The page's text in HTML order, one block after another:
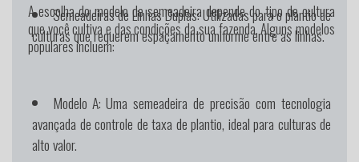
Semeadeiras de Linhas Duplas:Utilizadas para o plantio de
culturas que requerem espaçamento uniforme entre as linhas.
A escolha do modelo de semeadeira depende do tipo de cultura
que você cultiva e das condições da sua fazenda. Alguns modelos
populares incluem:
Modelo A: Uma semeadeira de precisão com tecnologia
avançada de controle de taxa de plantio, ideal para culturas de
alto valor.